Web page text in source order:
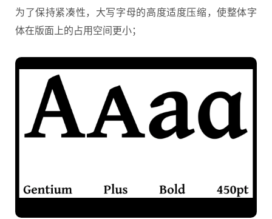
为了保持紧凑性，大写字母的高度适度压缩，使整体字
体在版面上的占用空间更小；